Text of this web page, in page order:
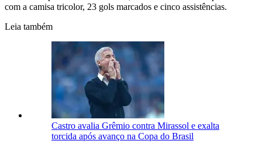
com a camisa tricolor, 23 gols marcados e cinco assistências.
Leia também
Castro avalia Grêmio contra Mirassol e exalta
torcida após avanço na Copa do Brasil